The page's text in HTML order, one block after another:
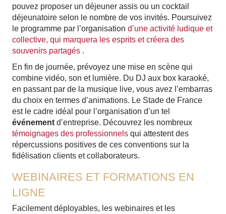
pouvez proposer un déjeuner assis ou un cocktail
déjeunatoire selon le nombre de vos invités. Poursuivez
le programme par l’organisation d’une activité ludique et
collective, qui marquera les esprits et créera des
souvenirs partagés .
En fin de journée, prévoyez une mise en scène qui
combine vidéo, son et lumière. Du DJ aux box karaoké,
en passant par de la musique live, vous avez l’embarras
du choix en termes d’animations. Le Stade de France
est le cadre idéal pour l’organisation d’un tel
événement d’entreprise. Découvrez les nombreux
témoignages des professionnels qui attestent des
répercussions positives de ces conventions sur la
fidélisation clients et collaborateurs.
WEBINAIRES ET FORMATIONS EN
LIGNE
Facilement déployables, les webinaires et les